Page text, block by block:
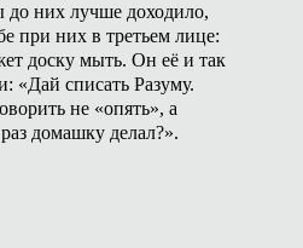
до них лучше доходило,
при них в третьем лице:
доску мыть. Он её и так
списать Разуму.
не «опять», а
домашку делал?».